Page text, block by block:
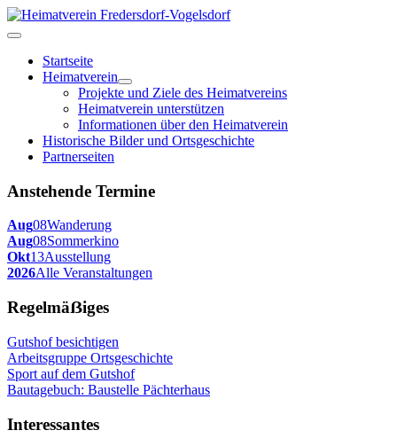
Startseite
Heimatverein
Projekte und Ziele des Heimatvereins
Heimatverein unterstützen
Informationen über den Heimatverein
Historische Bilder und Ortsgeschichte
Partnerseiten
Anstehende Termine
Aug08Wanderung
Aug08Sommerkino
Okt13Ausstellung
2026Alle Veranstaltungen
Regelmäẞiges
Gutshof besichtigen
Arbeitsgruppe Ortsgeschichte
Sport auf dem Gutshof
Bautagebuch: Baustelle Pächterhaus
Interessantes